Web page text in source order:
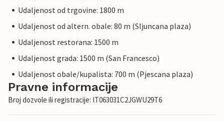
Udaljenost od trgovine: 1800 m
Udaljenost od altern. obale: 80 m (Sljuncana plaza)
Udaljenost restorana: 1500 m
Udaljenost grada: 1500 m (San Francesco)
Udaljenost obale/kupalista: 700 m (Pjescana plaza)
Pravne informacije
Broj dozvole ili registracije: IT063031C2JGWU29T6